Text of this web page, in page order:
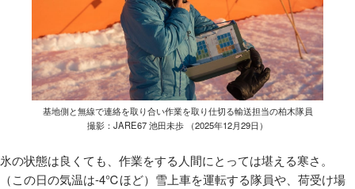
基地側と無線で連絡を取り合い作業を取り仕切る輸送担当の柏木隊員
撮影：JARE67 池田未歩 （2025年12月29日）
氷の状態は良くても、作業をする人間にとっては堪える寒さ。
（この日の気温は-4℃ほど）雪上車を運転する隊員や、荷受け場